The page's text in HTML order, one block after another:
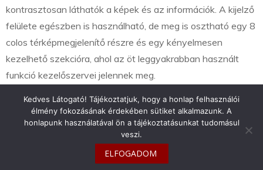
kontrasztosan láthatók a képek és az információk. A kijelző
felülete egészben is használható, de meg is osztható egy 8
colos térképmegjelenítő részre és egy kényelmesen
kezelhető szekcióra, ahol az öt leggyakrabban használt
funkció kezelőszervei jelennek meg.
info@toyotaclub.hu
Copyright © 2026Toyota Klub Magyarország
Kedves Látogató! Tájékoztatjuk, hogy a honlap felhasználói
élmény fokozásának érdekében sütiket alkalmazunk. A
honlapunk használatával ön a tájékoztatásunkat tudomásul
veszi.
ELFOGADOM